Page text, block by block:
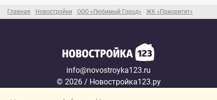
Главная Новостройки ООО «Любимый Город» ЖК «Приоритет»
info@novostroyka123.ru
© 2026 / Новостройка123.ру